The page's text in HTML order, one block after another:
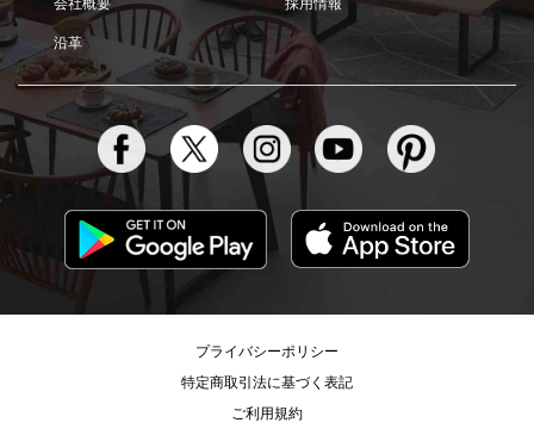
沿革
プライバシーポリシー
特定商取引法に基づく表記
ご利用規約